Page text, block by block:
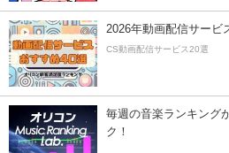
2026年動画配信サービ
CS動画配信サービス20選
毎週の音楽ランキング
ク！